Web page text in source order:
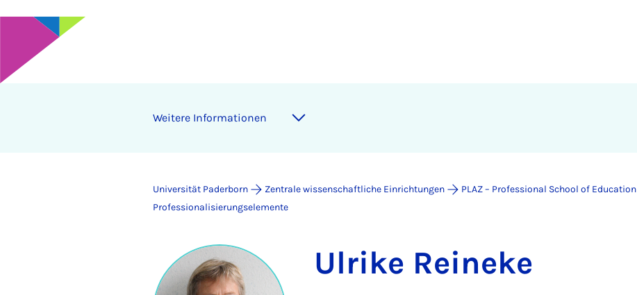
Weitere Informationen
Universität Paderborn Zentrale wissenschaftliche Einrichtungen
PLAZ – Professional School of Education
Professionalisierungselemente
Ulrike Reineke